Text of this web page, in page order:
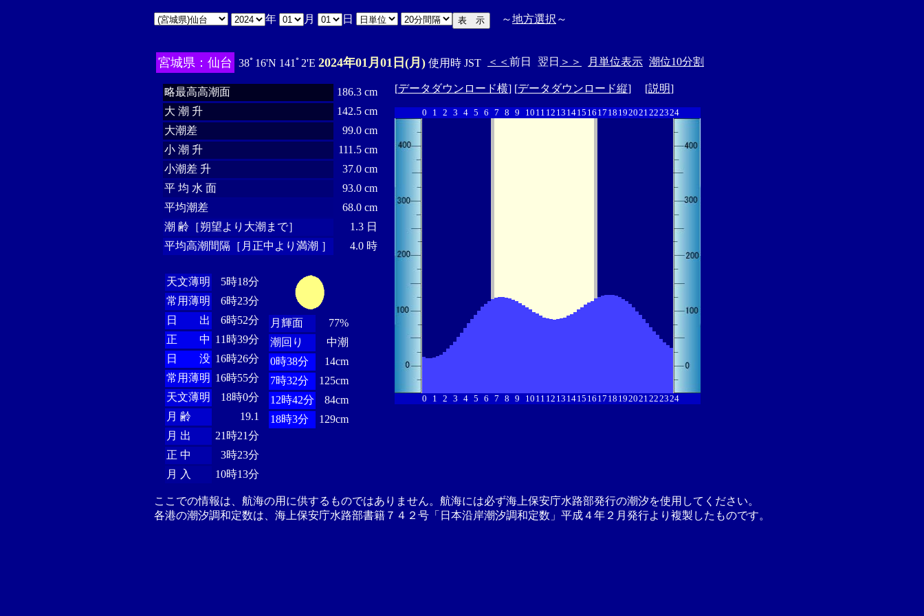
年 月 日 ～地方選択 ～
宮城県：仙台 38ﾟ16'N 141ﾟ2'E 2024年01月01日(月) 使用時 JST ＜＜ 前日 翌日 ＞＞ 月単位表示 潮位10分割
略最高高潮面
186.3 cm
大 潮 升
142.5 cm
大潮差
99.0 cm
小 潮 升
111.5 cm
小潮差 升
37.0 cm
平 均 水 面
93.0 cm
平均潮差
68.0 cm
潮 齢［朔望より大潮まで］
1.3 日
平均高潮間隔［月正中より満潮 ］
4.0 時
天文薄明
5時18分
常用薄明
6時23分
日 出
6時52分
正 中 11時39分
日 没 16時26分
常用薄明 16時55分
天文薄明
18時0分
月 齢
19.1
月 出
21時21分
正 中
3時23分
月 入
10時13分
月輝面
77%
潮回り
中潮
0時38分
14cm
7時32分
125cm
12時42分
84cm
18時3分
129cm
[データダウンロード横] [データダウンロード縦] [説明]
0 1 2 3 4 5 6 7 8 9 10 11 12 13 1415 16 17 18 192021222324
0 1 2 3 4 5 6 7 8 9 10 11 12 13 1415 16 17 18 192021222324
ここでの情報は、航海の用に供するものではありません。航海には必ず海上保安庁水路部発行の潮汐を使用してください。
各港の潮汐調和定数は、海上保安庁水路部書籍７４２号「日本沿岸潮汐調和定数」平成４年２月発行より複製したものです。